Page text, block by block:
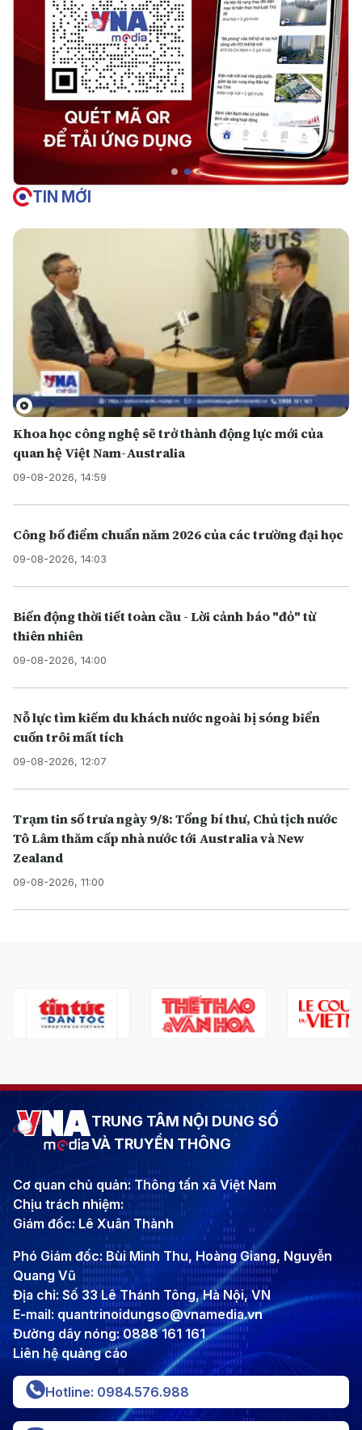
TIN MỚI
Khoa học công nghệ sẽ trở thành động lực mới của
quan hệ Việt Nam-Australia
09-08-2026, 14:59
Công bố điểm chuẩn năm 2026 của các trường đại học
09-08-2026, 14:03
Biến động thời tiết toàn cầu - Lời cảnh báo "đỏ" từ
thiên nhiên
09-08-2026, 14:00
Nỗ lực tìm kiếm du khách nước ngoài bị sóng biển
cuốn trôi mất tích
09-08-2026, 12:07
Trạm tin số trưa ngày 9/8: Tổng bí thư, Chủ tịch nước
Tô Lâm thăm cấp nhà nước tới Australia và New
Zealand
09-08-2026, 11:00
TRUNG TÂM NỘI DUNG SỐ
VÀ TRUYỀN THÔNG
Cơ quan chủ quản: Thông tấn xã Việt Nam
Chịu trách nhiệm:
Giám đốc: Lê Xuân Thành
Phó Giám đốc: Bùi Minh Thu, Hoàng Giang, Nguyễn
Quang Vũ
Địa chỉ: Số 33 Lê Thánh Tông, Hà Nội, VN
E-mail: quantrinoidungso@vnamedia.vn
Đường dây nóng: 0888 161 161
Liên hệ quảng cáo
Hotline: 0984.576.988